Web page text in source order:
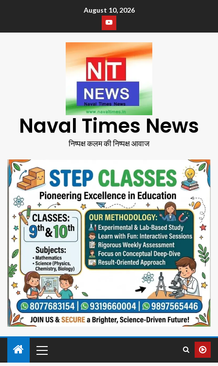
August 10, 2026
Naval Times News
निष्पक्ष कलम की निष्पक्ष आवाज